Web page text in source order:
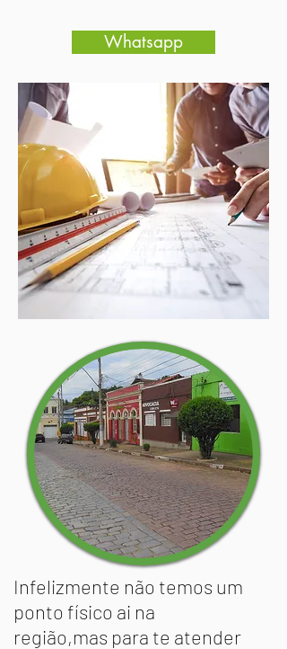
Whatsapp
Infelizmente não temos um
ponto físico ai na
região,mas para te atender